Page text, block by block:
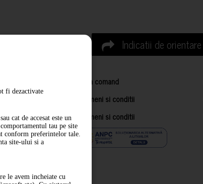
Indicatii de orientare
Cum comand
Termeni si conditii
Termeni si conditii
fi dezactivate
cat de accesat este un
tau pe site
conform preferintelor tale.
site-ului si a
le avem incheiate cu